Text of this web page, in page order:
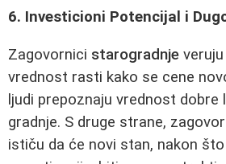
6. Investicioni Potencijal i
Zagovornici starogradnje
vrednost rasti kako se cene
ljudi prepoznaju vrednost dobre
gradnje. S druge strane,
ističu da će novi stan, nakon